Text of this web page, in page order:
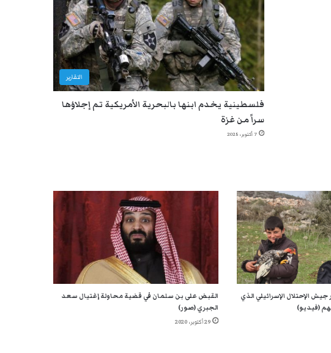
التقارير
فلسطينية يخدم ابنها بالبحرية الأمريكية تم إجلاؤها
سراً من غزة
7 أكتوبر، 2025
الإحتلال الإسرائيلي الذي
(فيديو)
القبض على بن سلمان في قضية محاولة إغتيال سعد
الجبري (صور)
29 أكتوبر، 2020